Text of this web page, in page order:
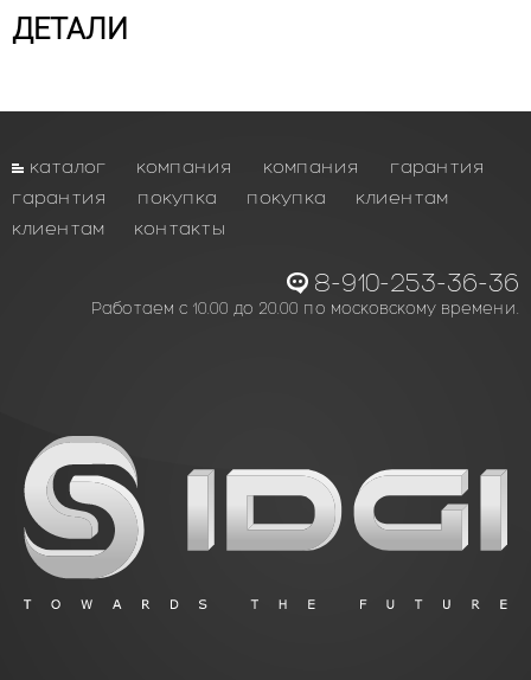
ДЕТАЛИ
каталог компания компания
гарантия
гарантия
покупка покупка
клиентам
клиентам
контакты
8-910-253-36-36
Работаем с 10.00 до 20.00 по московскому времени.